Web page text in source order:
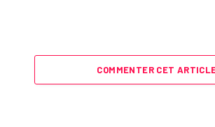
COMMENTER CET